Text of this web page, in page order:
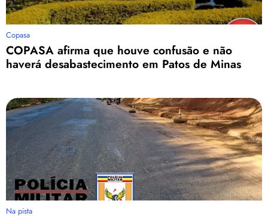
Copasa
COPASA afirma que houve confusão e não
haverá desabastecimento em Patos de Minas
Na pista